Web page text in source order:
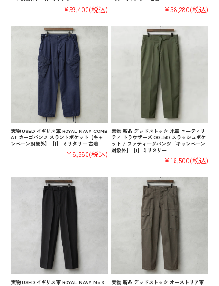
¥59,400(税込) ¥38,280(税込)
実物 USED イギリス軍 ROYAL NAVY COMB
AT カーゴパンツ スラントポケット【キャ
ンペーン対象外】【I】 ミリタリー 古着
¥8,580(税込)
実物 新品 デッドストック 米軍 ユーティリ
ティ トラウザーズ OG-507 スラッシュポケ
ット / ファティーグパンツ【キャンペーン
対象外】【I】ミリタリー
¥16,500(税込)
実物 USED イギリス軍 ROYAL NAVY No.3
実物 新品 デッドストック オーストリア軍